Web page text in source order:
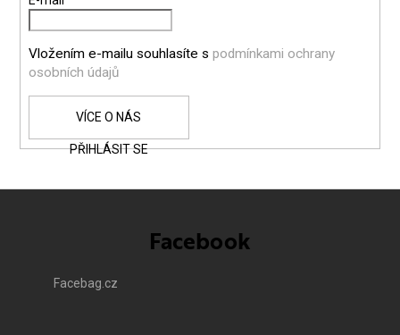
Vložením e-mailu souhlasíte s podmínkami ochrany
osobních údajů
PŘIHLÁSIT SE
Facebook
Facebag.cz